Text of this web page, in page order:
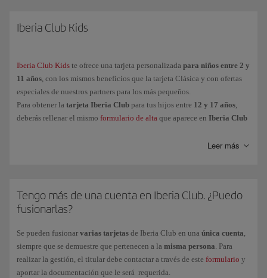
Clásica
Platino
Infinita
ofrece una tarjeta personalizada con las mismas ventajas que el nivel
Clásica y con ofertas especiales de nuestros partners.
deberás rellenar el mismo formulario de alta que aparece en
Iberia Club
Kids
(necesario al ser menores de edad).
Iberia Club Kids
Iberia Club Kids te ofrece una tarjeta personalizada para niños entre 2 y
11 años, con los mismos beneficios que la tarjeta Clásica y con ofertas
especiales de nuestros partners para los más pequeños.
Para obtener la tarjeta Iberia Club para tus hijos entre 12 y 17 años,
deberás rellenar el mismo formulario de alta que aparece en Iberia Club
Leer más
Tengo más de una cuenta en Iberia Club. ¿Puedo
fusionarlas?
Se pueden fusionar varias tarjetas de Iberia Club en una única cuenta,
siempre que se demuestre que pertenecen a la misma persona. Para
realizar la gestión, el titular debe contactar a través de este formulario y
aportar la documentación que le será requerida.